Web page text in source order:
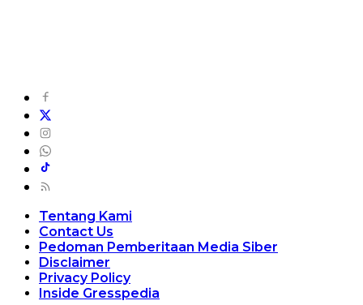
Tentang Kami
Contact Us
Pedoman Pemberitaan Media Siber
Disclaimer
Privacy Policy
Inside Gresspedia